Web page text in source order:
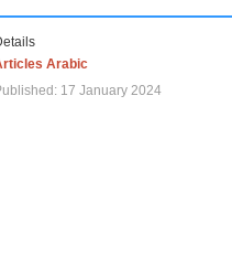
Arabic
17 January 2024